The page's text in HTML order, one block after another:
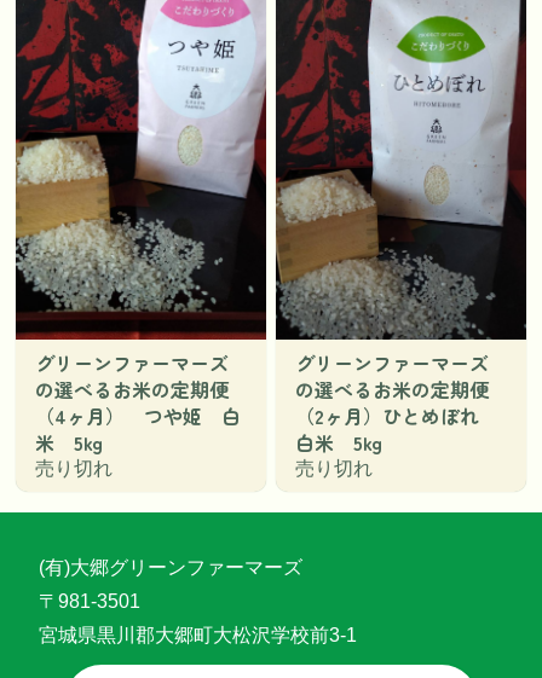
グリーンファーマーズ
の選べるお米の定期便
（4ヶ月） つや姫 白
米 5kg
売り切れ
グリーンファーマーズ
の選べるお米の定期便
（2ヶ月）ひとめぼれ
白米 5kg
売り切れ
(有)大郷グリーンファーマーズ
〒981-3501
宮城県黒川郡大郷町大松沢学校前3-1